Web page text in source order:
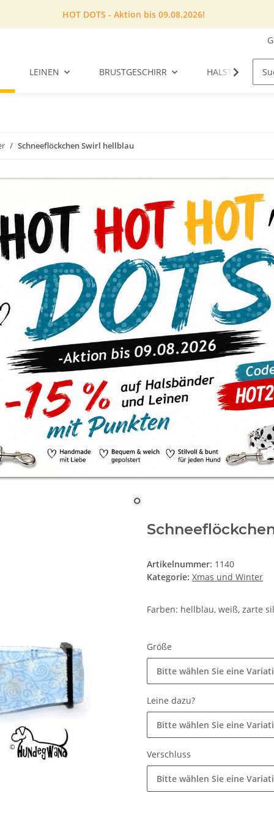
HOT DOTS - Aktion bis 09.08.2026!
LEINEN BRUSTGESCHIRR HALSTUCH
Schneeflöckchen Swirl hellblau
Artikelnummer: 1140
Kategorie: Xmas und Winter
Farben: hellblau, weiß, zarte
Größe
Bitte wählen Sie eine
Leine dazu?
Bitte wählen Sie eine
Verschluss
Bitte wählen Sie eine